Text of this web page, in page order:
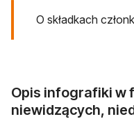
O składkach
Opis infografiki w
niewidzących,